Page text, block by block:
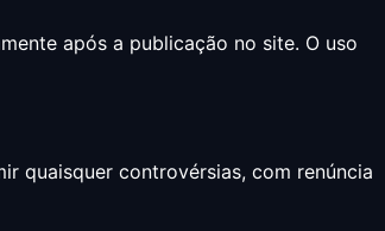
após a publicação no site. O uso
quaisquer controvérsias, com renúncia